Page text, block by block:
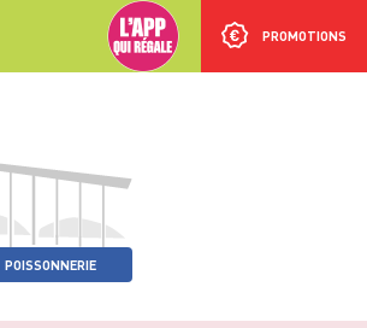
PROMOTIONS
POISSONNERIE